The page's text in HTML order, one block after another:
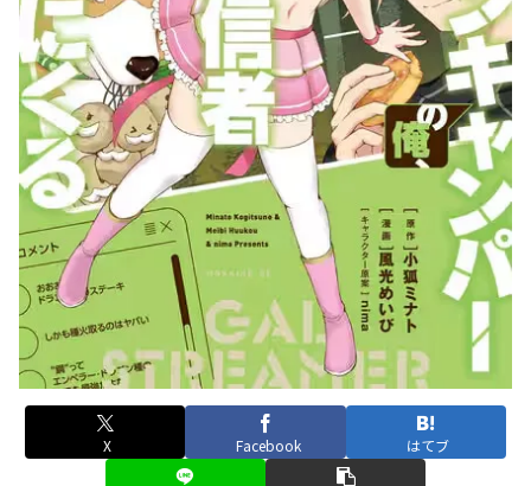
X Facebook はてブ